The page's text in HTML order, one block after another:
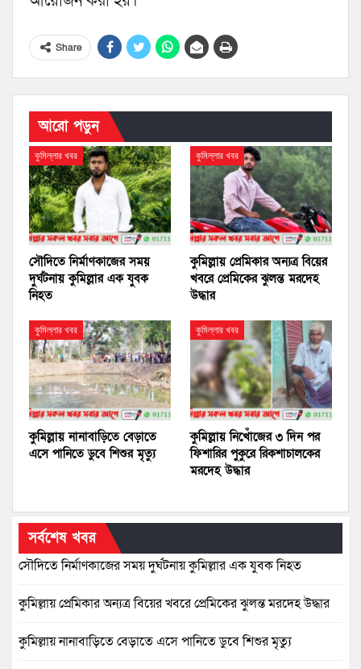
Share
আরো পড়ুন
কুমিল্লার খবর
সৌদিতে নির্মাণকাজের সময়
দুর্ঘটনায় কুমিল্লার এক যুবক
নিহত
কুমিল্লার খবর
কুমিল্লায় প্রেমিকার অন্যত্র বিয়ের
খবরে প্রেমিকের ঝুলন্ত মরদেহ
উদ্ধার
কুমিল্লার খবর
কুমিল্লায় নানাবাড়িতে বেড়াতে
এসে পানিতে ডুবে শিশুর মৃত্যু
কুমিল্লার খবর
কুমিল্লায় নিখোঁজের ৩ দিন পর
ফিশারির পুকুরে রিকশাচালকের
মরদেহ উদ্ধার
সর্বশেষ খবর
সৌদিতে নির্মাণকাজের সময় দুর্ঘটনায় কুমিল্লার এক যুবক নিহত
কুমিল্লায় প্রেমিকার অন্যত্র বিয়ের খবরে প্রেমিকের ঝুলন্ত মরদেহ উদ্ধার
কুমিল্লায় নানাবাড়িতে বেড়াতে এসে পানিতে ডুবে শিশুর মৃত্যু